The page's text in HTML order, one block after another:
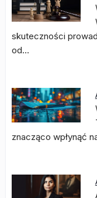
skuteczności
od…
znacząco wpłynąć